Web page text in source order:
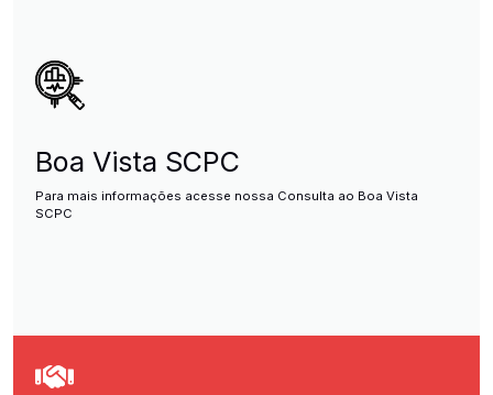
Boa Vista SCPC
Para mais informações acesse nossa Consulta ao Boa Vista
SCPC